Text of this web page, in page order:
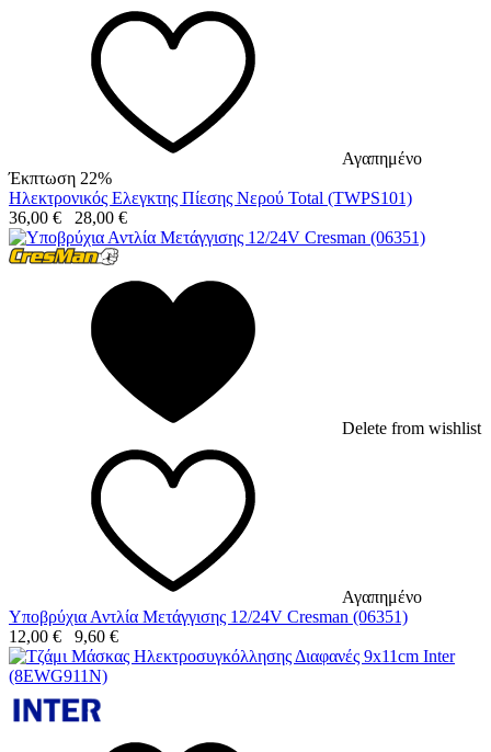
Αγαπημένο
Έκπτωση 22%
Ηλεκτρονικός Ελεγκτης Πίεσης Νερού Total (TWPS101)
36,00 € 28,00 €
Delete from wishlist
Αγαπημένο
Υποβρύχια Αντλία Μετάγγισης 12/24V Cresman (06351)
12,00 € 9,60 €